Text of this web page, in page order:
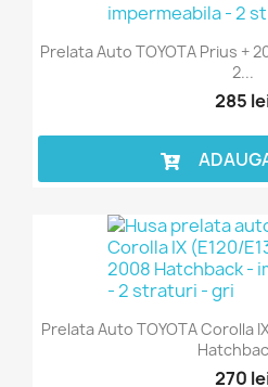
Prelata Auto TOYOTA Prius +
2...
285
Prelata Auto TOYOTA Corolla
270